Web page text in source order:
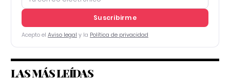
Suscribirme
Acepto el Aviso legal y la Política de privacidad
LAS MÁS LEÍDAS